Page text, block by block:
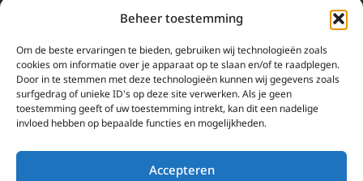
Beheer toestemming
Om de beste ervaringen te bieden, gebruiken wij technologieën zoals
cookies om informatie over je apparaat op te slaan en/of te raadplegen.
Door in te stemmen met deze technologieën kunnen wij gegevens zoals
surfgedrag of unieke ID's op deze site verwerken. Als je geen
toestemming geeft of uw toestemming intrekt, kan dit een nadelige
invloed hebben op bepaalde functies en mogelijkheden.
Accepteren
EWTN-Team
Organisatiegegevens
Doneren
EWTN wordt uitsluitend gefinancierd door uw donaties.